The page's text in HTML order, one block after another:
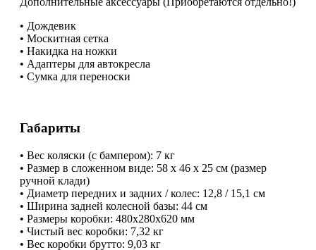
• Дождевик
• Москитная сетка
• Накидка на ножки
• Адаптеры для автокресла
• Сумка для переноски
Габариты
• Вес коляски (с бампером): 7 кг
• Размер в сложенном виде: 58 х 46 х 25 см (размер
ручной клади)
• Диаметр передних и задних / колес: 12,8 / 15,1 см
• Ширина задней колесной базы: 44 см
• Размеры коробки: 480x280x620 мм
• Чистый вес коробки: 7,32 кг
• Вес коробки брутто: 9,03 кг